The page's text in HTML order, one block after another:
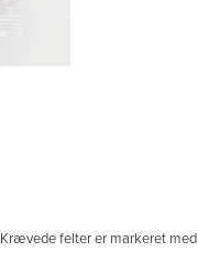
Krævede felter er markeret med